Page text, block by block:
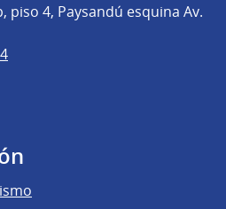
piso 4, Paysandú esquina Av.